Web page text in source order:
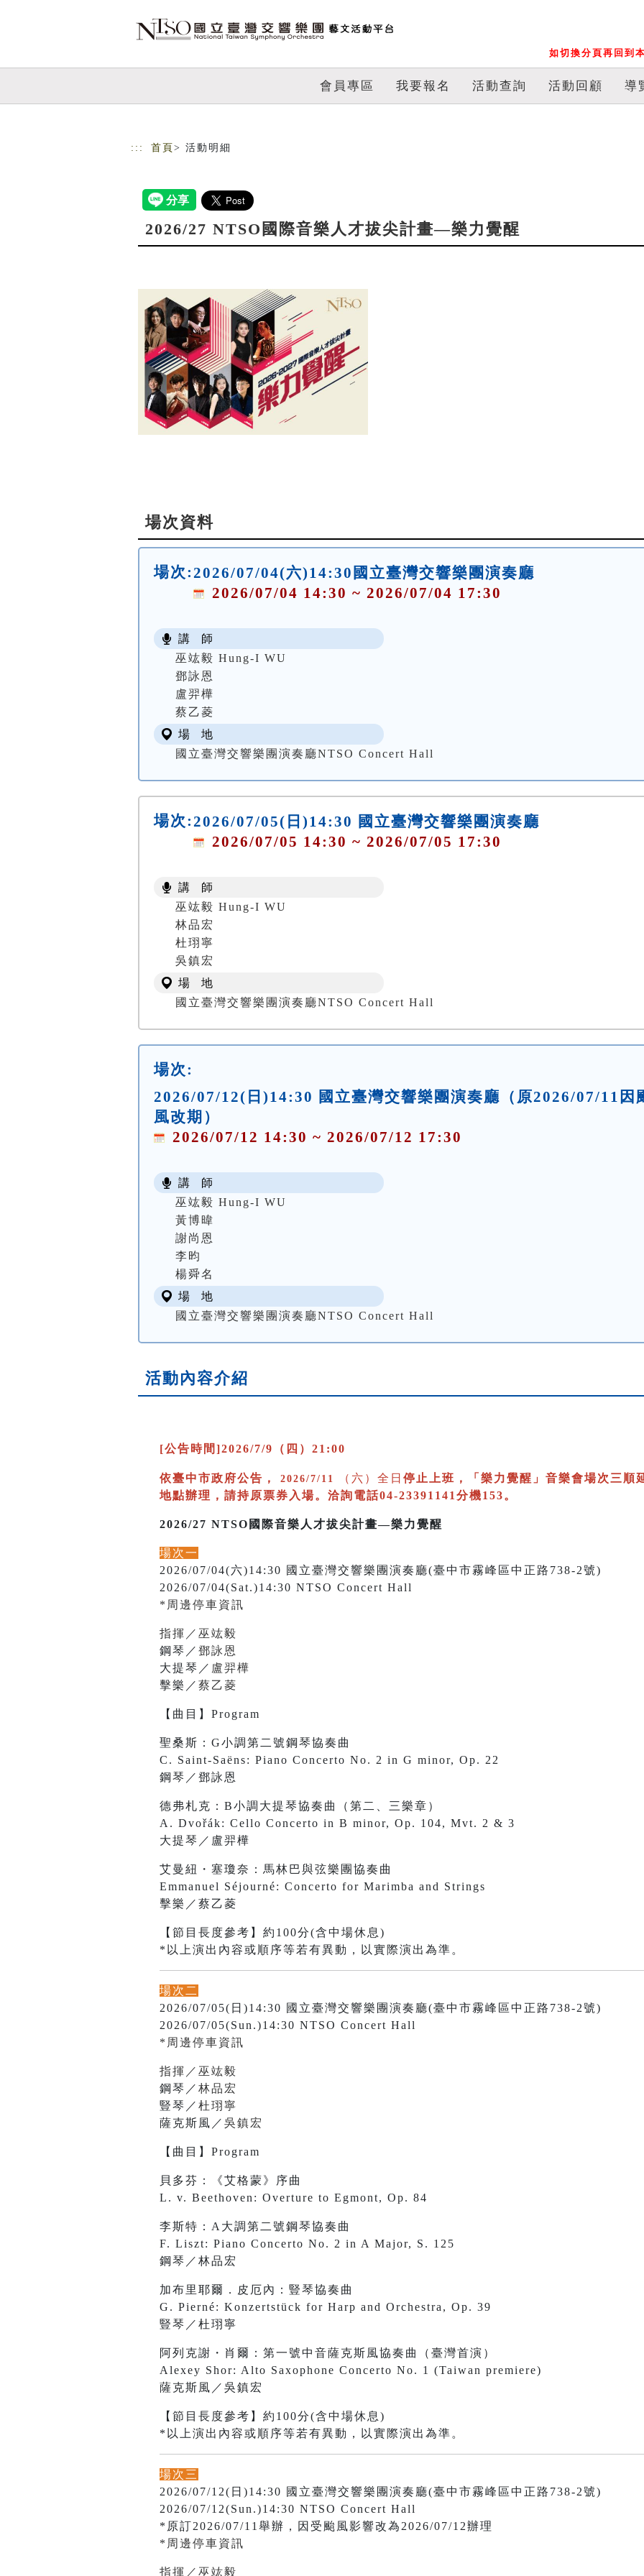
如切換分頁再回到
會員專區 我要報名 活動查詢 活動回顧 導
::: 首頁 > 活動明細
2026/27 NTSO國際音樂人才拔尖計畫—樂力覺醒
場次資料
場次:2026/07/04(六)14:30國立臺灣交響樂團演奏廳
2026/07/04 14:30 ~ 2026/07/04 17:30
講 師
巫竑毅 Hung-I WU
鄧詠恩
盧羿樺
蔡乙菱
場 地
國立臺灣交響樂團演奏廳NTSO Concert Hall
場次:2026/07/05(日)14:30 國立臺灣交響樂團演奏廳
2026/07/05 14:30 ~ 2026/07/05 17:30
講 師
巫竑毅 Hung-I WU
林品宏
杜珝寧
吳鎮宏
場 地
國立臺灣交響樂團演奏廳NTSO Concert Hall
場次:
2026/07/12(日)14:30 國立臺灣交響樂團演奏廳（原2026/07/11因
風改期）
2026/07/12 14:30 ~ 2026/07/12 17:30
講 師
巫竑毅 Hung-I WU
黃博暐
謝尚恩
李昀
楊舜名
場 地
國立臺灣交響樂團演奏廳NTSO Concert Hall
活動內容介紹
[公告時間]2026/7/9（四）21:00
依臺中市政府公告， 2026/7/11 （六）全日 停止上班，
「樂力覺醒」音樂會場次三
地點辦理，請持原票券入場。洽詢電話04-23391141分機153。
2026/27 NTSO國際音樂人才拔尖計畫—樂力覺醒
場次一
2026/07/04(六)14:30 國立臺灣交響樂團演奏廳(臺中市霧峰區中正路738-2號)
2026/07/04(Sat.)14:30 NTSO Concert Hall
*周邊停車資訊
指揮／巫竑毅
鋼琴／ 鄧詠恩
大提琴／ 盧羿樺
擊樂／ 蔡乙菱
【曲目】Program
聖桑斯：G小調第二號鋼琴協奏曲
C. Saint-Saëns: Piano Concerto No. 2 in G minor, Op. 22
鋼琴／鄧詠恩
德弗札克：B小調大提琴協奏曲（第二、三樂章）
A. Dvořák: Cello Concerto in B minor, Op. 104, Mvt. 2 & 3
大提琴／盧羿樺
艾曼紐・塞瓊奈：馬林巴與弦樂團協奏曲
Emmanuel Séjourné: Concerto for Marimba and Strings
擊樂／蔡乙菱
【節目長度參考】約100分(含中場休息)
*以上演出內容或順序等若有異動，以實際演出為準。
場次二
2026/07/05(日)14:30 國立臺灣交響樂團演奏廳(臺中市霧峰區中正路738-2號)
2026/07/05(Sun.)14:30 NTSO Concert Hall
*周邊停車資訊
指揮／巫竑毅
鋼琴／ 林品宏
豎琴／ 杜珝寧
薩克斯風／ 吳鎮宏
【曲目】Program
貝多芬：《艾格蒙》序曲
L. v. Beethoven: Overture to Egmont, Op. 84
李斯特：A大調第二號鋼琴協奏曲
F. Liszt: Piano Concerto No. 2 in A Major, S. 125
鋼琴／林品宏
加布里耶爾．皮厄內：豎琴協奏曲
G. Pierné: Konzertstück for Harp and Orchestra, Op. 39
豎琴／杜珝寧
阿列克謝・肖爾：第一號中音薩克斯風協奏曲（臺灣首演）
Alexey Shor: Alto Saxophone Concerto No. 1 (Taiwan premiere)
薩克斯風／吳鎮宏
【節目長度參考】約100分(含中場休息)
*以上演出內容或順序等若有異動，以實際演出為準。
場次三
2026/07/12(日)14:30 國立臺灣交響樂團演奏廳(臺中市霧峰區中正路738-2號)
2026/07/12(Sun.)14:30 NTSO Concert Hall
*原訂2026/07/11舉辦，因受颱風影響改為2026/07/12辦理
*周邊停車資訊
指揮／巫竑毅